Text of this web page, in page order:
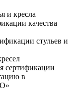
и кресла
качества
стульев и
сертификации
в